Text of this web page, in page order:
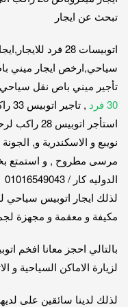
تبحث عن ايجار
اتوبيسات 28 فرد
سياحي,ارخص ايجار ميني باص
تأجير ميني باص نقل
30 فرد
, تاجير اتوبيس 33 راكب .
استأجر
نويبع و الاسكندرية و,
الدوليه كار / 01016549043
لذلك ايجار اتوبيس سياحي
مكيفة و معقمة و مجهزة
لزيارة الاماكن السياحية و
لذلك لدينا سائقين على